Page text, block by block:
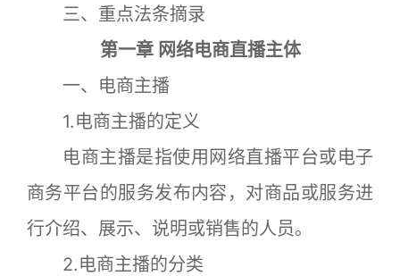
三、重点法条摘录
第一章 网络电商直播主体
一、电商主播
1.电商主播的定义
电商主播是指使用网络直播平台或电子
商务平台的服务发布内容，对商品或服务进
行介绍、展示、说明或销售的人员。
2.电商主播的分类